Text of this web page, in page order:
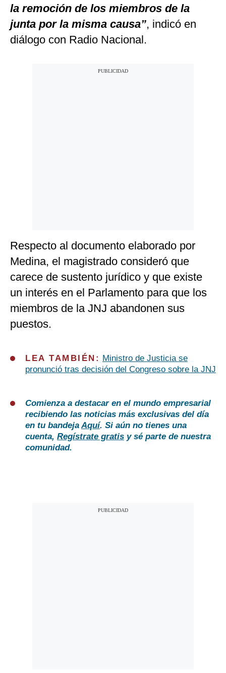
la remoción de los miembros de la
junta por la misma causa”, indicó en
diálogo con Radio Nacional.
Respecto al documento elaborado por
Medina, el magistrado consideró que
carece de sustento jurídico y que existe
un interés en el Parlamento para que los
miembros de la JNJ abandonen sus
puestos.
LEA TAMBIÉN: Ministro de Justicia se
pronunció tras decisión del Congreso sobre la JNJ
Comienza a destacar en el mundo empresarial
recibiendo las noticias más exclusivas del día
en tu bandejaAquí. Si aún no tienes una
cuenta, Regístrate gratis y sé parte de nuestra
comunidad.